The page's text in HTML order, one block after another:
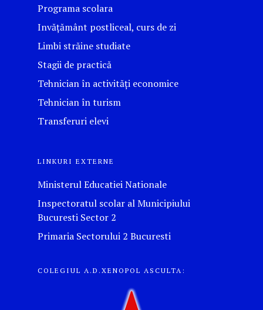
Programa scolara
Invățământ postliceal, curs de zi
Limbi străine studiate
Stagii de practică
Tehnician în activități economice
Tehnician în turism
Transferuri elevi
LINKURI EXTERNE
Ministerul Educatiei Nationale
Inspectoratul scolar al Municipiului
Bucuresti Sector 2
Primaria Sectorului 2 Bucuresti
COLEGIUL A.D.XENOPOL ASCULTA: